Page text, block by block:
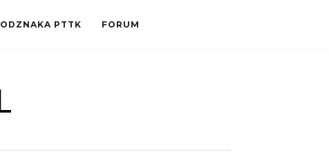
ODZNAKA PTTK FORUM